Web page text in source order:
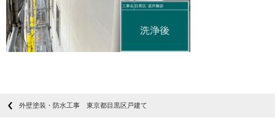
外壁塗装・防水工事 東京都目黒区戸建て